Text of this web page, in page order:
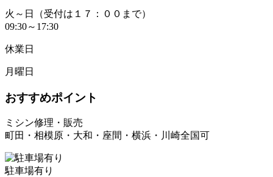
火～日（受付は１７：００まで）
09:30～17:30
休業日
月曜日
おすすめポイント
ミシン修理・販売
町田・相模原・大和・座間・横浜・川崎全国可
駐車場有り